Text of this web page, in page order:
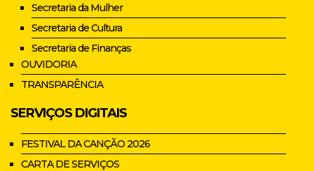
Secretaria da Mulher
Secretaria de Cultura
Secretaria de Finanças
OUVIDORIA
TRANSPARÊNCIA
SERVIÇOS DIGITAIS
FESTIVAL DA CANÇÃO 2026
CARTA DE SERVIÇOS